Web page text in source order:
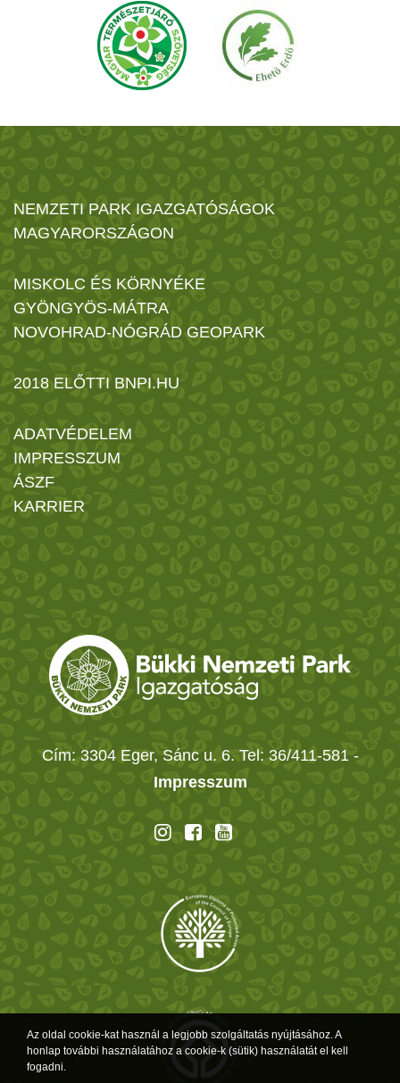
NEMZETI PARK IGAZGATÓSÁGOK
MAGYARORSZÁGON
MISKOLC ÉS KÖRNYÉKE
GYÖNGYÖS-MÁTRA
NOVOHRAD-NÓGRÁD GEOPARK
2018 ELŐTTI BNPI.HU
ADATVÉDELEM
IMPRESSZUM
ÁSZF
KARRIER
Cím: 3304 Eger, Sánc u. 6. Tel: 36/411-581 -
Impresszum
Az oldal cookie-kat használ a legjobb szolgáltatás nyújtásához. A
honlap további használatához a cookie-k (sütik) használatát el kell
fogadni.